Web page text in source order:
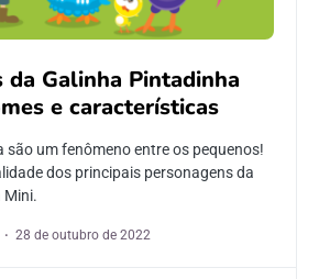
da Galinha Pintadinha
e características
são um fenômeno entre os pequenos!
dos principais personagens da
Mini.
28 de outubro de 2022